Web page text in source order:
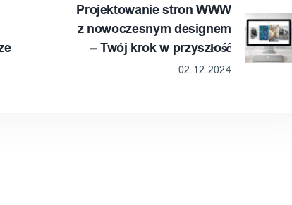
Projektowanie stron WWW
z nowoczesnym designem
– Twój krok w przyszłość
02.12.2024